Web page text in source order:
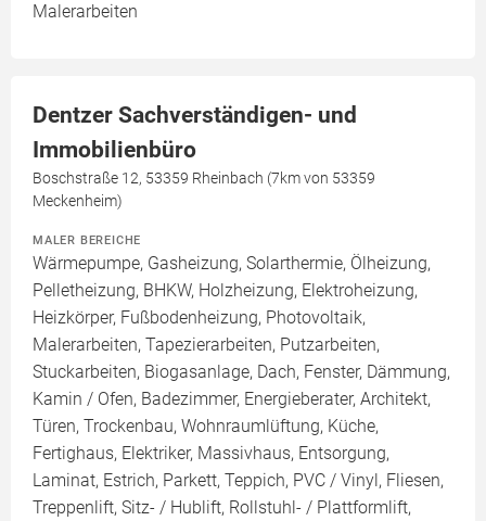
Malerarbeiten
Dentzer Sachverständigen- und
Immobilienbüro
Boschstraße 12, 53359 Rheinbach (7km von 53359
Meckenheim)
MALER BEREICHE
Wärmepumpe, Gasheizung, Solarthermie, Ölheizung,
Pelletheizung, BHKW, Holzheizung, Elektroheizung,
Heizkörper, Fußbodenheizung, Photovoltaik,
Malerarbeiten, Tapezierarbeiten, Putzarbeiten,
Stuckarbeiten, Biogasanlage, Dach, Fenster, Dämmung,
Kamin / Ofen, Badezimmer, Energieberater, Architekt,
Türen, Trockenbau, Wohnraumlüftung, Küche,
Fertighaus, Elektriker, Massivhaus, Entsorgung,
Laminat, Estrich, Parkett, Teppich, PVC / Vinyl, Fliesen,
Treppenlift, Sitz- / Hublift, Rollstuhl- / Plattformlift,